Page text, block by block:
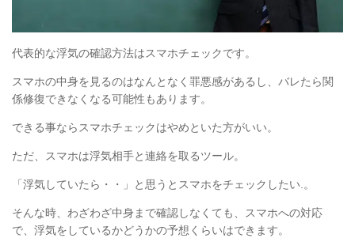
代表的な浮気の確認方法はスマホチェックです。
スマホの中身を見るのはなんとなく罪悪感があるし、バレたら関
係修復できなくなる可能性もあります。
できる事ならスマホチェックはやめといた方がいい。
ただ、スマホは浮気相手と連絡を取るツール。
「浮気していたら・・」と思うとスマホをチェックしたい.。
そんな時、わざわざ中身まで確認しなくても、スマホへの対応
で、浮気をしているかどうかの予想くらいはできます。